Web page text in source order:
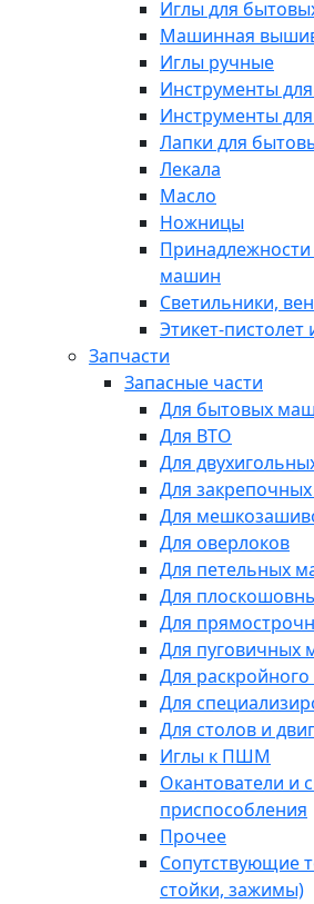
Иглы для
Машинная
Иглы ручные
Инструменты
Инструменты
Лапки для
Лекала
Масло
Ножницы
машин
Светильники,
Этикет-пистолет
Запчасти
Запасные части
Для бытовых
Для ВТО
Для
Для
Для
Для оверлоков
Для петельных
Для
Для
Для пуговичных
Для
Для
Для столов и
Иглы к ПШМ
Окантователи и
приспособления
Прочее
Сопутствующие
стойки, зажимы)